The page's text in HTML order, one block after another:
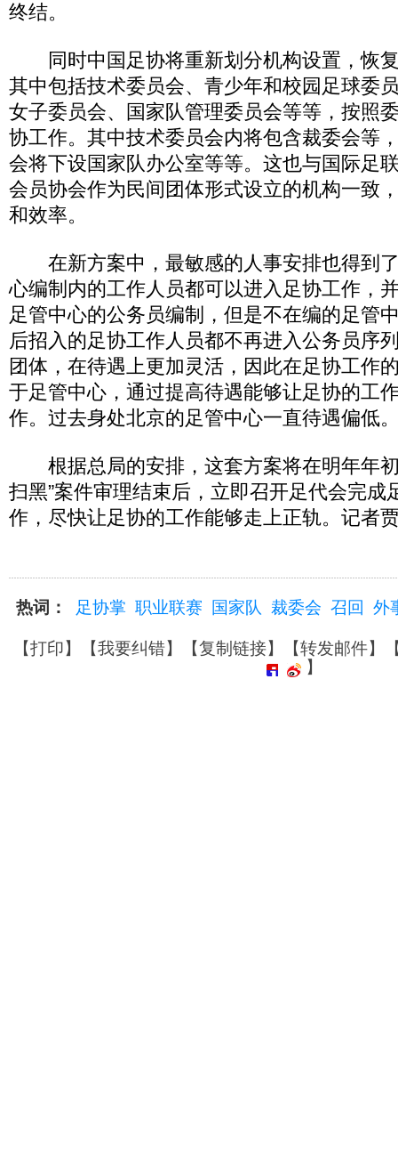
终结。
同时中国足协将重新划分机构设置，恢
其中包括技术委员会、青少年和校园足球委
女子委员会、国家队管理委员会等等，按照
协工作。其中技术委员会内将包含裁委会等
会将下设国家队办公室等等。这也与国际足
会员协会作为民间团体形式设立的机构一致
和效率。
在新方案中，最敏感的人事安排也得到
心编制内的工作人员都可以进入足协工作，
足管中心的公务员编制，但是不在编的足管
后招入的足协工作人员都不再进入公务员序
团体，在待遇上更加灵活，因此在足协工作
于足管中心，通过提高待遇能够让足协的工
作。过去身处北京的足管中心一直待遇偏低
根据总局的安排，这套方案将在明年年初
扫黑”案件审理结束后，立即召开足代会完成
作，尽快让足协的工作能够走上正轨。记者
热词： 足协掌 职业联赛 国家队 裁委会 召回 外
【打印】【我要纠错】【复制链接】【转发邮件】
】